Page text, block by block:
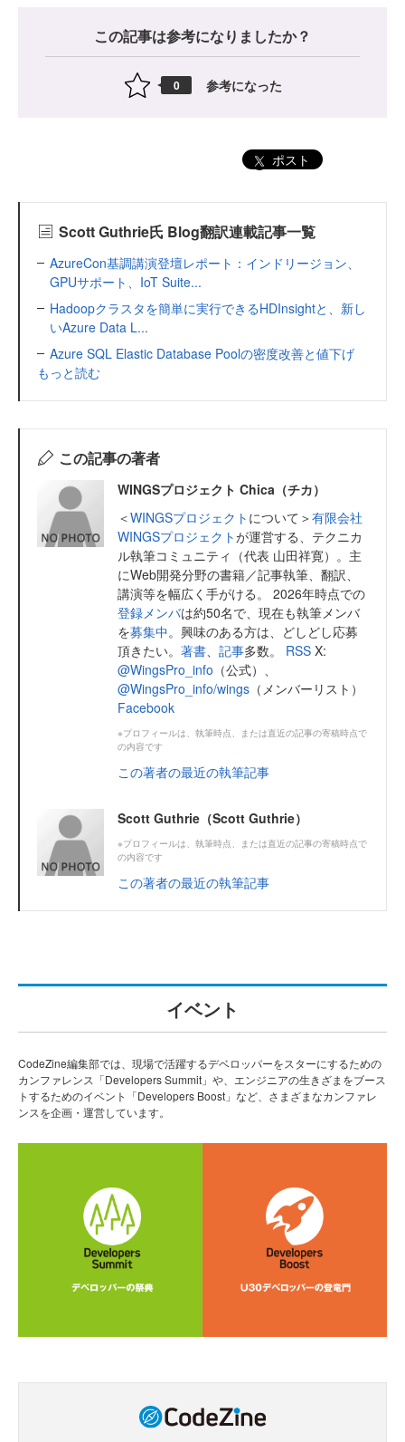
この記事は参考になりましたか？
0 参考になった
ポスト
Scott Guthrie氏 Blog翻訳連載記事一覧
AzureCon基調講演登壇レポート：インドリージョン、
GPUサポート、IoT Suite...
Hadoopクラスタを簡単に実行できるHDInsightと、新し
いAzure Data L...
Azure SQL Elastic Database Poolの密度改善と値下げ
もっと読む
この記事の著者
WINGSプロジェクト Chica（チカ）
＜WINGSプロジェクト について＞有限会社
WINGSプロジェクトが運営する、テクニカ
ル執筆コミュニティ（代表 山田祥寛）。主
にWeb開発分野の書籍／記事執筆、翻訳、
講演等を幅広く手がける。 2026年時点での
登録メンバは約50名で、現在も執筆メンバ
を募集中。興味のある方は、どしどし応募
頂きたい。 著書 記事多数。 RSS X:
@WingsPro_info （公式）、
@WingsPro_info/wings （メンバーリスト）
Facebook
※プロフィールは、執筆時点、または直近の記事の寄稿時点で
の内容です
この著者の最近の執筆記事
Scott Guthrie（Scott Guthrie）
※プロフィールは、執筆時点、または直近の記事の寄稿時点で
の内容です
この著者の最近の執筆記事
イベント
CodeZine編集部では、現場で活躍するデベロッパーをスターにするための
カンファレンス「Developers Summit」や、エンジニアの生きざまをブース
トするためのイベント「Developers Boost」など、さまざまなカンファレ
ンスを企画・運営しています。